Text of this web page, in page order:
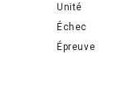
Unité
Échec
Épreuve